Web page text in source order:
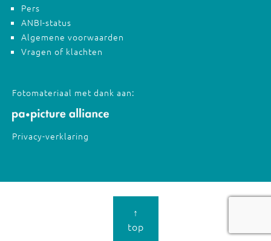
Pers
ANBI-status
Algemene voorwaarden
Vragen of klachten
Fotomateriaal met dank aan:
Privacy-verklaring
↑
top